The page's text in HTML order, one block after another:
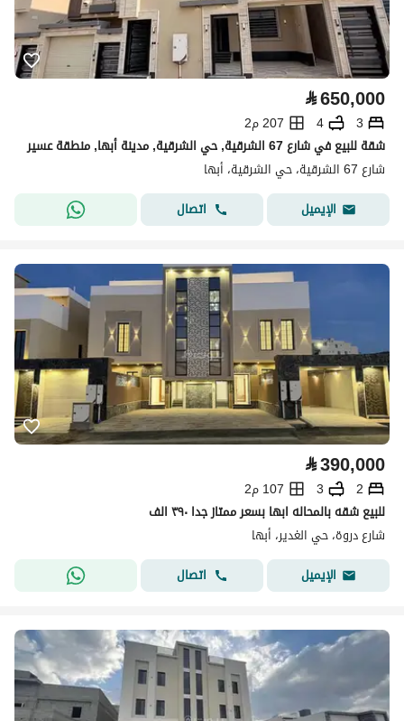
⃁650,000
3
4
207 م2
شقة للبيع في شارع 67 الشرقية, حي الشرقية, مدينة أبها, منطقة عسير
شارع 67 الشرقية، حي الشرقية، أبها
الإيميل
اتصال
⃁390,000
2
3
107 م2
للبيع شقه بالمحاله ابها بسعر ممتاز جدا ٣٩٠ الف
شارع دروة، حي الغدير، أبها
الإيميل
اتصال